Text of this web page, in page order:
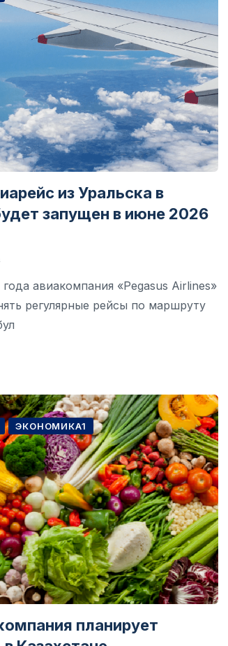
из Уральска в
запущен в июне 2026
авиакомпания «Pegasus Airlines»
регулярные рейсы по маршруту
ЭКОНОМИКА1
планирует